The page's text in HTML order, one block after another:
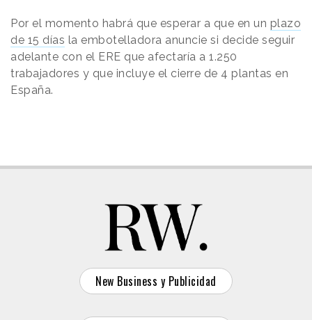
Por el momento habrá que esperar a que en un plazo
de 15 días la embotelladora anuncie si decide seguir
adelante con el ERE que afectaría a 1.250
trabajadores y que incluye el cierre de 4 plantas en
España.
New Business y Publicidad